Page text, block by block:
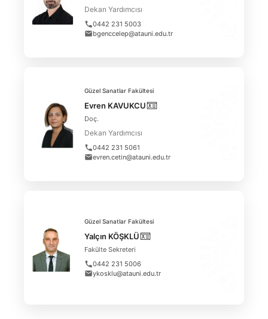
Dekan Yardımcısı
0442 231 5003
bgenccelep@atauni.edu.tr
Güzel Sanatlar Fakültesi
Evren KAVUKCU
Doç.
Dekan Yardımcısı
0442 231 5061
evren.cetin@atauni.edu.tr
Güzel Sanatlar Fakültesi
Yalçın KÖŞKLÜ
Fakülte Sekreteri
0442 231 5006
ykosklu@atauni.edu.tr